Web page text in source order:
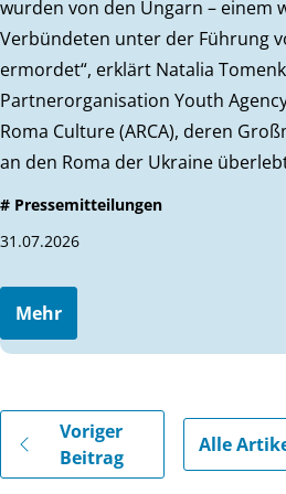
wurden von den Ungarn – einem
Verbündeten unter der Führung
ermordet“, erklärt Natalia
Partnerorganisation Youth
Roma Culture (ARCA), deren
an den Roma der Ukraine
# Pressemitteilungen
31.07.2026
Mehr
Gehe zu vorherigen oder
Voriger
Beitrag
Alle